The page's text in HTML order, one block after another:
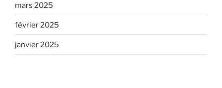
mars 2025
février 2025
janvier 2025